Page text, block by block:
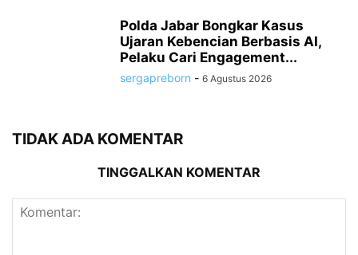
Polda Jabar Bongkar Kasus
Ujaran Kebencian Berbasis AI,
Pelaku Cari Engagement...
sergapreborn - 6 Agustus 2026
TIDAK ADA KOMENTAR
TINGGALKAN KOMENTAR